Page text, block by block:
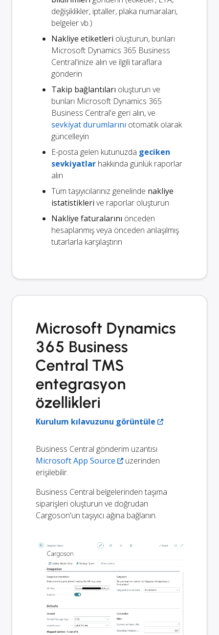
değişiklikler, iptaller, plaka numaraları,
belgeler vb.)
Nakliye etiketleri oluşturun, bunları
Microsoft Dynamics 365 Business
Central'inize alın ve ilgili taraflara
gönderin
Takip bağlantıları oluşturun ve
bunları Microsoft Dynamics 365
Business Central'e geri alın, ve
sevkiyat durumlarını otomatik olarak
güncelleyin
E-posta gelen kutunuzda geciken
sevkiyatlar hakkında günlük raporlar
alın
Tüm taşıyıcılarınız genelinde nakliye
istatistikleri ve raporlar oluşturun
Nakliye faturalarını önceden
hesaplanmış veya önceden anlaşılmış
tutarlarla karşılaştırın
Microsoft Dynamics
365 Business
Central TMS
entegrasyon
özellikleri
Kurulum kılavuzunu görüntüle
Business Central gönderim uzantısı
Microsoft App Source
üzerinden
erişilebilir.
Business Central belgelerinden taşıma
siparişleri oluşturun ve doğrudan
Cargoson'un taşıyıcı ağına bağlanın.